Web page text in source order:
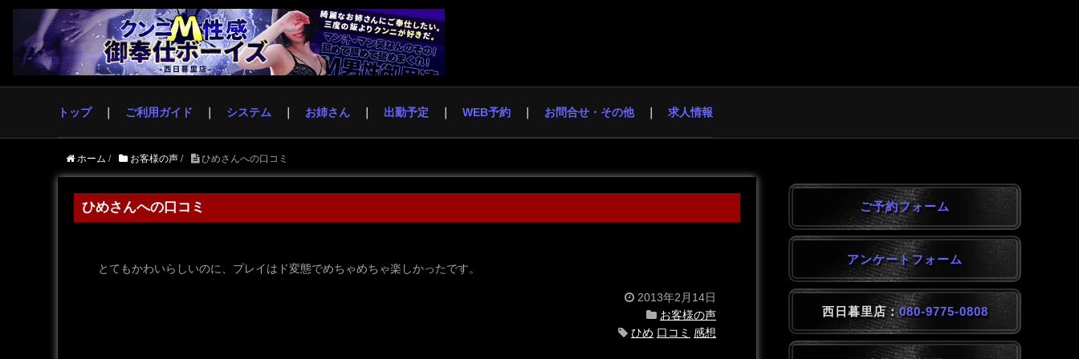
トップ ご利用ガイド システム お姉さん 出勤予定 WEB予約 お問合せ・その他 求人情報
ホーム / お客様の声 / ひめさんへの口コミ
ひめさんへの口コミ
とてもかわいらしいのに、プレイはド変態でめちゃめちゃ楽しかったです。
2013年2月14日
お客様の声
ひめ 口コミ 感想
ご予約フォーム
アンケートフォーム
西日暮里店：080-9775-0808